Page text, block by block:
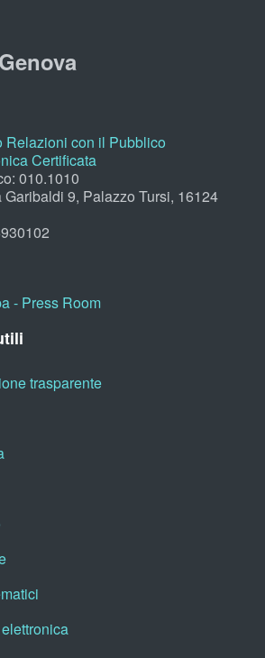
Relazioni con il Pubblico
Certificata
010.1010
Garibaldi 9, Palazzo Tursi, 16124
- Press Room
trasparente